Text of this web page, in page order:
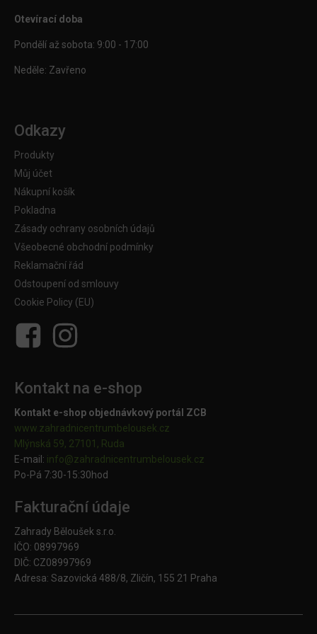
Otevírací doba
Pondělí až sobota: 9:00 - 17:00
Neděle: Zavřeno
Odkazy
Produkty
Můj účet
Nákupní košík
Pokladna
Zásady ochrany osobních údajů
Všeobecné obchodní podmínky
Reklamační řád
Odstoupení od smlouvy
Cookie Policy (EU)
Kontakt na e-shop
Kontakt e-shop objednávkový portál ZCB
www.zahradnicentrumbelousek.cz
Mlýnská 59, 27101, Ruda
E-mail: info@zahradnicentrumbelousek.cz
Po-Pá 7:30-15:30hod
Fakturační údaje
Zahrady Běloušek s.r.o.
IČO: 08997969
DIČ: CZ08997969
Adresa: Sazovická 488/8, Zličín, 155 21 Praha